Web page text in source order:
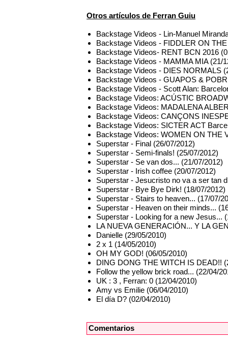
Otros artículos de Ferran Guiu
Backstage Videos - Lin-Manuel
Backstage Videos - FIDDLER ON
Backstage Videos- RENT BCN 2016
Backstage Videos - MAMMA MIA (21/
Backstage Videos - DIES NORMALS
Backstage Videos - GUAPOS &
Backstage Videos - Scott Alan:
Backstage Videos: ACÚSTIC
Backstage Videos: MADALENA
Backstage Videos: CANÇONS
Backstage Videos: SICTER ACT
Backstage Videos: WOMEN ON THE
Superstar - Final (26/07/2012)
Superstar - Semi-finals! (25/07/2012)
Superstar - Se van dos... (21/07/2012)
Superstar - Irish coffee (20/07/2012)
Superstar - Jesucristo no va a ser tan
Superstar - Bye Bye Dirk! (18/07/2012)
Superstar - Stairs to heaven... (17/07/
Superstar - Heaven on their minds...
Superstar - Looking for a new Jesus...
LA NUEVA GENERACIÓN... Y LA
Danielle (29/05/2010)
2 x 1 (14/05/2010)
OH MY GOD! (06/05/2010)
DING DONG THE WITCH IS DEAD!!
Follow the yellow brick road... (22/04/
UK : 3 , Ferran: 0 (12/04/2010)
Amy vs Emilie (06/04/2010)
El día D? (02/04/2010)
Comentarios